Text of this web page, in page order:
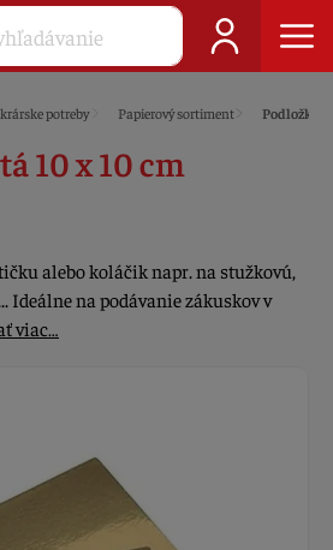
potreby Papierový sortiment Podložky
10 x 10 cm
alebo koláčik napr. na stužkovú,
Ideálne na podávanie zákuskov v
viac…